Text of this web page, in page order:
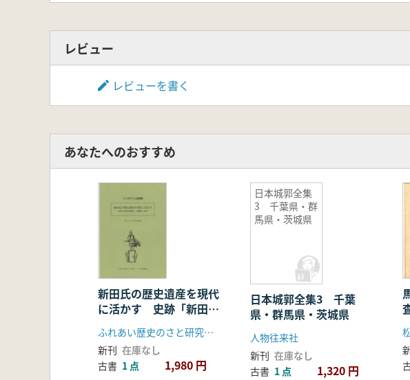
レビュー
レビューを書く
あなたへのおすすめ
新田氏の歴史遺産を現代
に活かす 史跡「新田荘
遺跡」の整備と活用
ふれあい歴史のさと研究イベント実行委員会
新刊 在庫なし
古書 1 点 1,980 円
日本城郭全集
3 千葉県・群
馬県・茨城県
日本城郭全集3 千葉
県・群馬県・茨城県
人物往来社
新刊 在庫なし
古書 1 点 1,320 円